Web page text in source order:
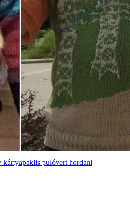
pulóvert hordani